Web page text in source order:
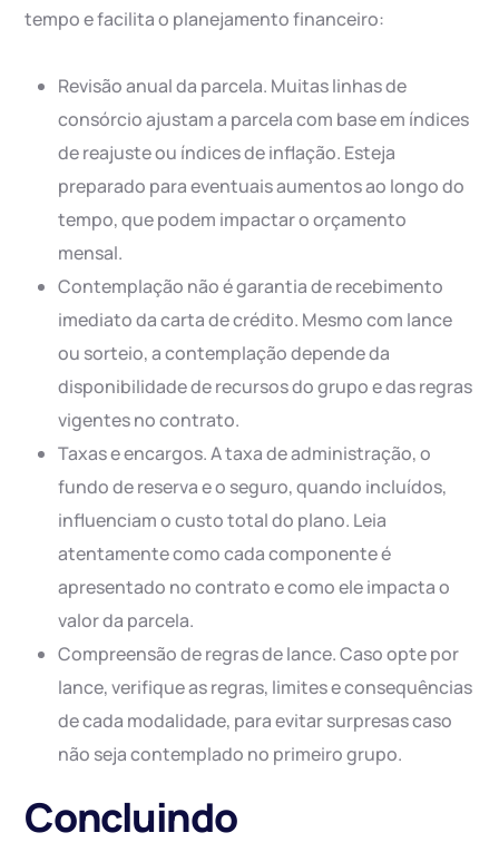
tempo e facilita o planejamento financeiro:
Revisão anual da parcela. Muitas linhas de
consórcio ajustam a parcela com base em índices
de reajuste ou índices de inflação. Esteja
preparado para eventuais aumentos ao longo do
tempo, que podem impactar o orçamento
mensal.
Contemplação não é garantia de recebimento
imediato da carta de crédito. Mesmo com lance
ou sorteio, a contemplação depende da
disponibilidade de recursos do grupo e das regras
vigentes no contrato.
Taxas e encargos. A taxa de administração, o
fundo de reserva e o seguro, quando incluídos,
influenciam o custo total do plano. Leia
atentamente como cada componente é
apresentado no contrato e como ele impacta o
valor da parcela.
Compreensão de regras de lance. Caso opte por
lance, verifique as regras, limites e consequências
de cada modalidade, para evitar surpresas caso
não seja contemplado no primeiro grupo.
Concluindo